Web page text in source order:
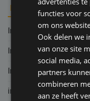
Indemniteitsbeginsel
Ingebrekestelling
Indirecte schade
inlooprisico
functies voor
om ons
Ook delen we
van onze site
social media,
partners
combineren
aan ze heeft